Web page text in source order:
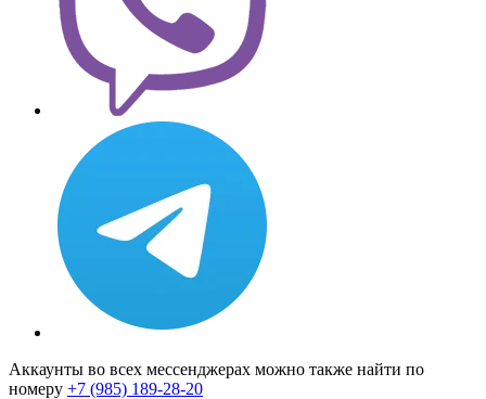
Аккаунты во всех мессенджерах можно также найти по
номеру +7 (985) 189-28-20